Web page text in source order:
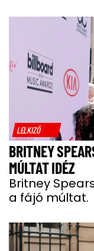
LELKIZŐ
BRITNEY
MÚLTAT IDÉZ
Britney
a fájó múltat.